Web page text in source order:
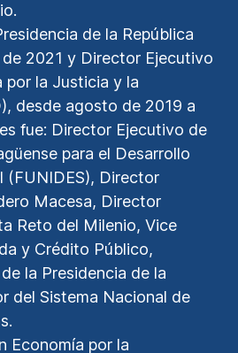
de la República
2021 y Director Ejecutivo
por la Justicia y la
desde agosto de 2019 a
fue: Director Ejecutivo de
para el Desarrollo
(FUNIDES), Director
Macesa, Director
Reto del Milenio, Vice
y Crédito Público,
la Presidencia de la
del Sistema Nacional de
Economía por la